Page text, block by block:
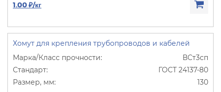
1.00 ₽/кг
Хомут для крепления трубопроводов и кабелей
ВСт3сп
ГОСТ 24137-80
130